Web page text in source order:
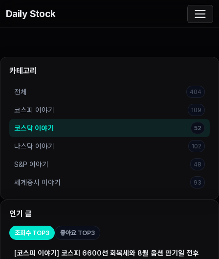
Daily Stock
카테고리
전체 404
코스피 이야기 109
코스닥 이야기 52
나스닥 이야기 102
S&P 이야기 48
세계증시 이야기 93
인기 글
조회수 TOP3 좋아요 TOP3
[코스피 이야기] 코스피 6600선 회복세와 8월 옵션 만기일 전후